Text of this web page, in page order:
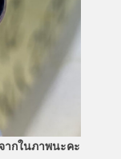
ากในภาพนะคะ